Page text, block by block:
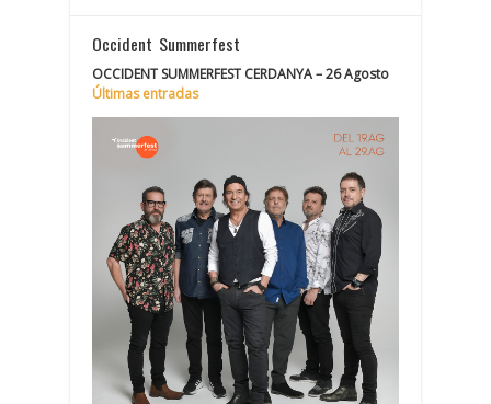
Occident Summerfest
OCCIDENT SUMMERFEST CERDANYA – 26 Agosto
Últimas entradas